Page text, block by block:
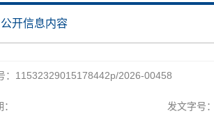
公开信息内容
11532329015178442p/2026-00458
发文字号